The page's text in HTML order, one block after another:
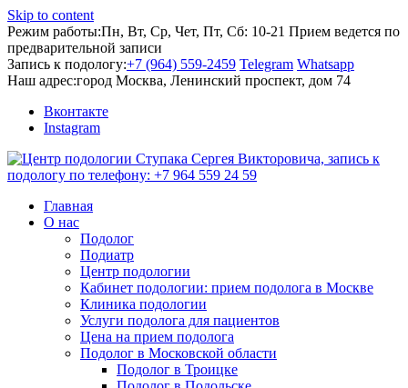
Skip to content
Режим работы:Пн, Вт, Ср, Чет, Пт, Сб: 10-21 Прием ведется по
предварительной записи
Запись к подологу:+7 (964) 559-2459 Telegram Whatsapp
Наш адрес:город Москва, Ленинский проспект, дом 74
Вконтакте
Instagram
Главная
О нас
Подолог
Подиатр
Центр подологии
Кабинет подологии: прием подолога в Москве
Клиника подологии
Услуги подолога для пациентов
Цена на прием подолога
Подолог в Московской области
Подолог в Троицке